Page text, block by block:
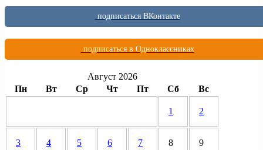
подписаться ВКонтакте
подписаться в Одноклассниках
Август 2026
Пн
Вт Ср Чт Пт Сб Вс
1 2
3 4 5 6 7 8 9